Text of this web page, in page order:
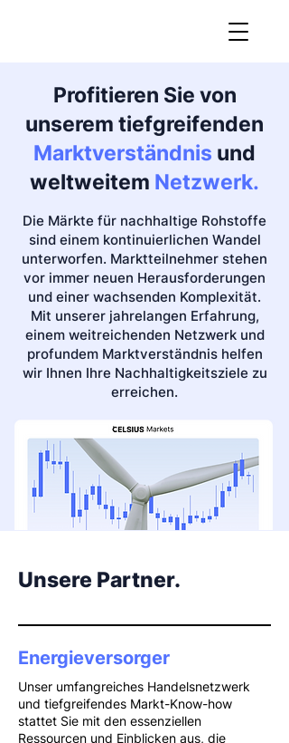
Profitieren Sie von
unserem tiefgreifenden
Marktverständnis und
weltweitem Netzwerk.
Die Märkte für nachhaltige Rohstoffe
sind einem kontinuierlichen Wandel
unterworfen. Marktteilnehmer stehen
vor immer neuen Herausforderungen
und einer wachsenden Komplexität.
Mit unserer jahrelangen Erfahrung,
einem weitreichenden Netzwerk und
profundem Marktverständnis helfen
wir Ihnen Ihre Nachhaltigkeitsziele zu
erreichen.
Unsere Partner.
Energieversorger
Unser umfangreiches Handelsnetzwerk
und tiefgreifendes Markt-Know-how
stattet Sie mit den essenziellen
Ressourcen und Einblicken aus, die